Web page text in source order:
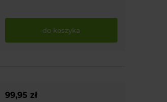
do koszyka
99,95 zł